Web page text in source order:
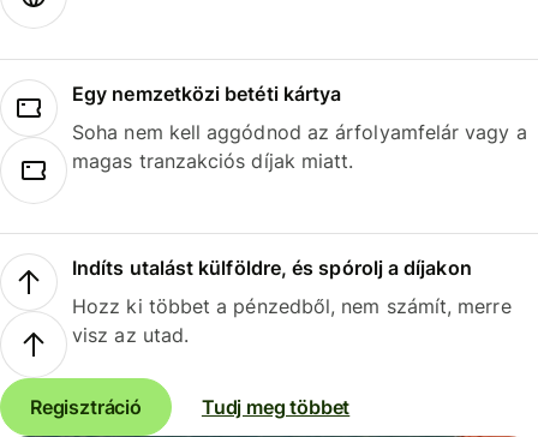
Egy nemzetközi betéti kártya
Soha nem kell aggódnod az árfolyamfelár vagy a
magas tranzakciós díjak miatt.
Indíts utalást külföldre, és spórolj a díjakon
Hozz ki többet a pénzedből, nem számít, merre
visz az utad.
Regisztráció Tudj meg többet